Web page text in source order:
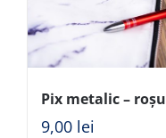
Pix metalic – roșu
9,00 lei